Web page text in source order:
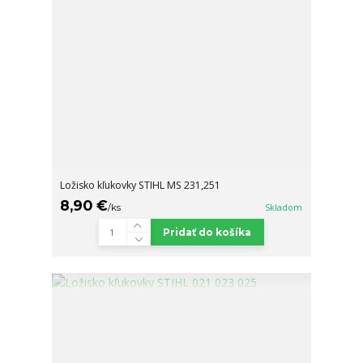
Ložisko kľukovky STIHL MS 231,251
8,90 €/ks Skladom
Pridať do košíka